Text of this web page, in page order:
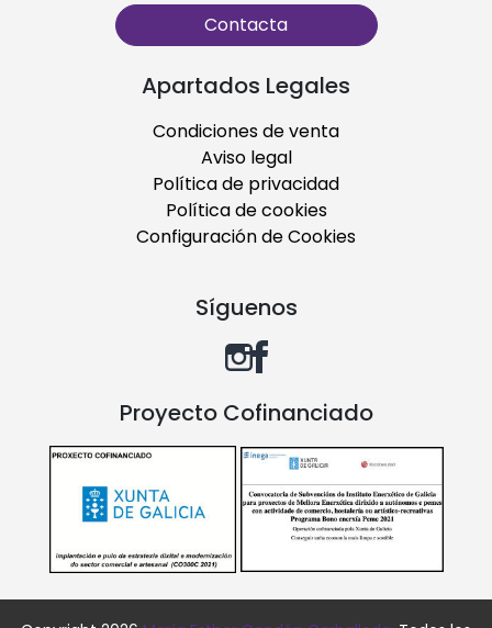
Contacta
Apartados Legales
Condiciones de venta
Aviso legal
Política de privacidad
Política de cookies
Configuración de Cookies
Síguenos
Proyecto Cofinanciado